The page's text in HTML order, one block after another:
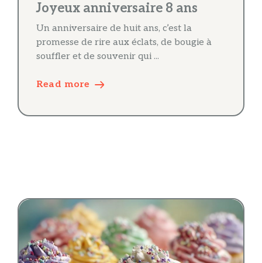
Joyeux anniversaire 8 ans
Un anniversaire de huit ans, c’est la
promesse de rire aux éclats, de bougie à
souffler et de souvenir qui ...
Read more